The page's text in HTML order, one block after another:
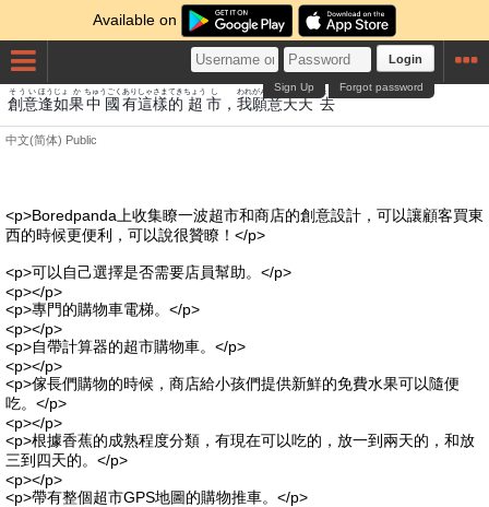
Available on
Login
Forgot password
Sign Up
創意
そうい
逢
ほう
如
じょ
果
か
中國
ちゅうごく
有
あり
這
しゃ
樣
さま
的
てき
超
ちょう
市
し
， 我
われ
願
がん
意
い
天
てん
天
てん
去
きょp�
中文(简体) Public
<p>Boredpanda上收集瞭一波超市和商店的創意設計，可以讓顧客買東
西的時候更便利，可以說很贊瞭！</p>
<p>可以自己選擇是否需要店員幫助。</p>
<p></p>
<p>專門的購物車電梯。</p>
<p></p>
<p>自帶計算器的超市購物車。</p>
<p></p>
<p>傢長們購物的時候，商店給小孩們提供新鮮的免費水果可以隨便
吃。</p>
<p></p>
<p>根據香蕉的成熟程度分類，有現在可以吃的，放一到兩天的，和放
三到四天的。</p>
<p></p>
<p>帶有整個超市GPS地圖的購物推車。</p>